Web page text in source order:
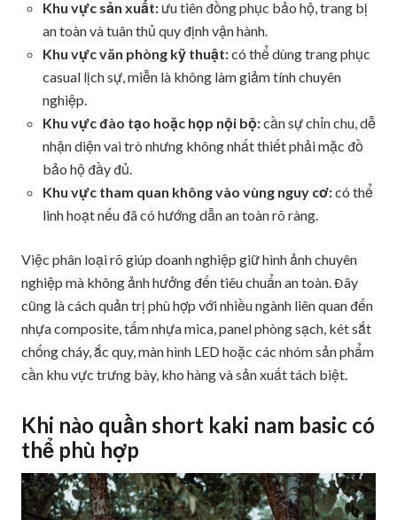
Khu vực sản xuất: ưu tiên đồng phục bảo hộ, trang bị
an toàn và tuân thủ quy định vận hành.
Khu vực văn phòng kỹ thuật:có thể dùng trang phục
casual lịch sự, miễn là không làm giảm tính chuyên
nghiệp.
Khu vực đào tạo hoặc họp nội bộ:cần sự chỉn chu, dễ
nhận diện vai trò nhưng không nhất thiết phải mặc đồ
bảo hộ đầy đủ.
Khu vực tham quan không vào vùng nguy cơ:có thể
linh hoạt nếu đã có hướng dẫn an toàn rõ ràng.
Việc phân loại rõ giúp doanh nghiệp giữ hình ảnh chuyên
nghiệp mà không ảnh hưởng đến tiêu chuẩn an toàn. Đây
cũng là cách quản trị phù hợp với nhiều ngành liên quan đến
nhựa composite, tấm nhựa mica, panel phòng sạch, két sắt
chống cháy, ắc quy, màn hình LED hoặc các nhóm sản phẩm
cần khu vực trưng bày, kho hàng và sản xuất tách biệt.
Khi nào quần short kaki nam basic có
thể phù hợp